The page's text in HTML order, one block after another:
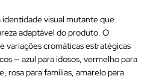
identidade visual mutante que
adaptável do produto. O
variações cromáticas estratégicas
— azul para idosos, vermelho para
rosa para famílias, amarelo para